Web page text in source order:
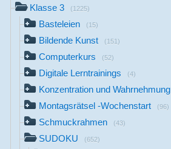
Klasse 3 (1225)
Basteleien (15)
Bildende Kunst (151)
Computerkurs (52)
Digitale Lerntrainings (4)
Konzentration und Wahrnehmung
Montagsrätsel -Wochenstart (96)
Schmuckrahmen (43)
SUDOKU (652)